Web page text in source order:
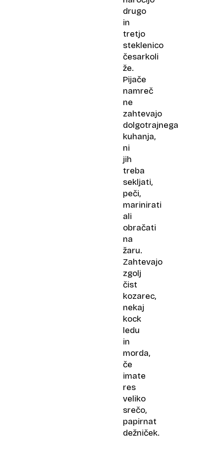
drugo
in
tretjo
steklenico
česarkoli
že.
Pijače
namreč
ne
zahtevajo
dolgotrajnega
kuhanja,
ni
jih
treba
sekljati,
peči,
marinirati
ali
obračati
na
žaru.
Zahtevajo
zgolj
čist
kozarec,
nekaj
kock
ledu
in
morda,
če
imate
res
veliko
srečo,
papirnat
dežniček.